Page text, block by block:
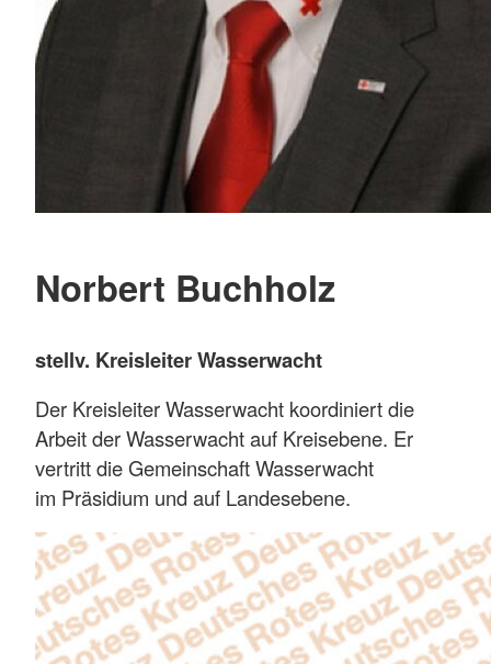
Norbert Buchholz
stellv. Kreisleiter Wasserwacht
Der Kreisleiter Wasserwacht koordiniert die
Arbeit der Wasserwacht auf Kreisebene. Er
vertritt die Gemeinschaft Wasserwacht
im Präsidium und auf Landesebene.